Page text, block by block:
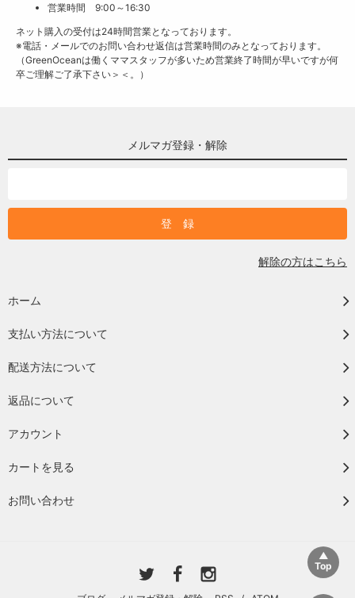
営業時間 9:00～16:30
ネット購入の受付は24時間営業となっております。
※電話・メールでのお問い合わせ返信は営業時間のみとなっております。
（GreenOceanは働くママスタッフが多いため営業終了時間が早いですが何
卒ご理解ご了承下さい＞＜。）
メルマガ登録・解除
解除の方はこちら
ホーム
支払い方法について
配送方法について
返品について
アカウント
カートを見る
お問い合わせ